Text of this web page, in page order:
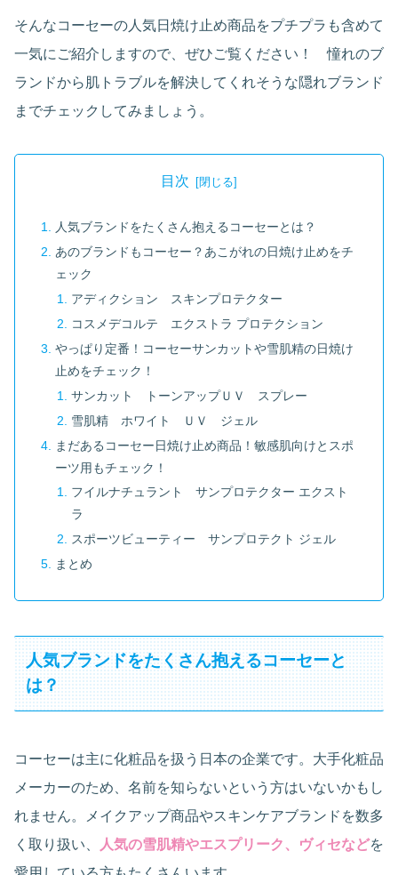
そんなコーセーの人気日焼け止め商品をプチプラも含めて
一気にご紹介しますので、ぜひご覧ください！ 憧れのブ
ランドから肌トラブルを解決してくれそうな隠れブランド
までチェックしてみましょう。
目次
人気ブランドをたくさん抱えるコーセーとは？
あのブランドもコーセー？あこがれの日焼け止めをチ
ェック
アディクション スキンプロテクター
コスメデコルテ エクストラ プロテクション
やっぱり定番！コーセーサンカットや雪肌精の日焼け
止めをチェック！
サンカット トーンアップＵＶ スプレー
雪肌精 ホワイト ＵＶ ジェル
まだあるコーセー日焼け止め商品！敏感肌向けとスポ
ーツ用もチェック！
フイルナチュラント サンプロテクター エクスト
ラ
スポーツビューティー サンプロテクト ジェル
まとめ
人気ブランドをたくさん抱えるコーセーと
は？
コーセーは主に化粧品を扱う日本の企業です。大手化粧品
メーカーのため、名前を知らないという方はいないかもし
れません。メイクアップ商品やスキンケアブランドを数多
く取り扱い、
人気の雪肌精やエスプリーク、ヴィセなどを